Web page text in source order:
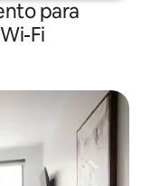
para
Fi